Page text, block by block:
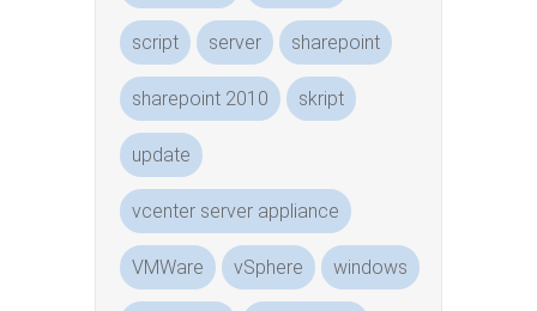
script server sharepoint
sharepoint 2010 skript
update
vcenter server appliance
VMWare vSphere windows